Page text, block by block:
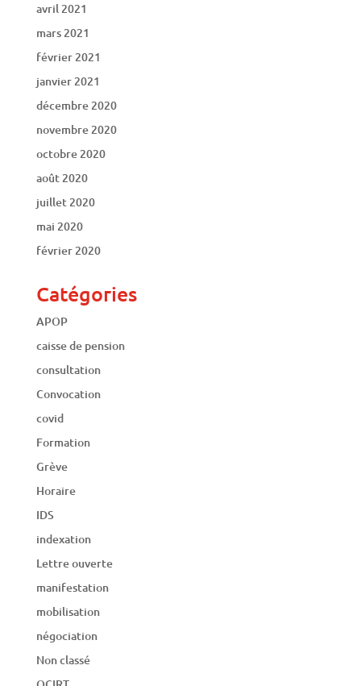
avril 2021
mars 2021
février 2021
janvier 2021
décembre 2020
novembre 2020
octobre 2020
août 2020
juillet 2020
mai 2020
février 2020
Catégories
APOP
caisse de pension
consultation
Convocation
covid
Formation
Grève
Horaire
IDS
indexation
Lettre ouverte
manifestation
mobilisation
négociation
Non classé